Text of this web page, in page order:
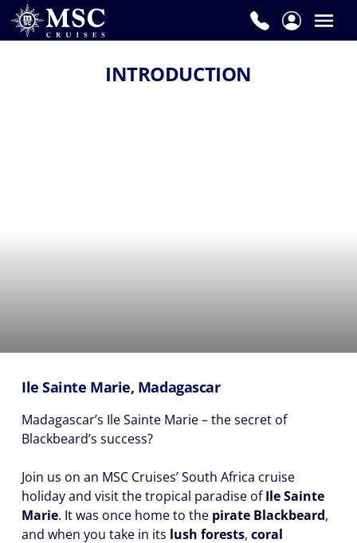
INTRODUCTION
Ile Sainte Marie, Madagascar
Madagascar’s Ile Sainte Marie – the secret of
Blackbeard’s success?
Join us on an MSC Cruises’ South Africa cruise
holiday and visit the tropical paradise ofIle Sainte
Marie. It was once home to the pirate Blackbeard,
and when you take in its lush forests, coral